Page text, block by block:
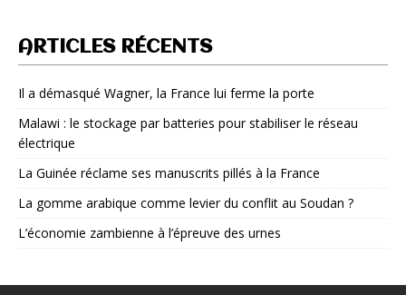
ARTICLES RÉCENTS
Il a démasqué Wagner, la France lui ferme la porte
Malawi : le stockage par batteries pour stabiliser le réseau
électrique
La Guinée réclame ses manuscrits pillés à la France
La gomme arabique comme levier du conflit au Soudan ?
L’économie zambienne à l’épreuve des urnes